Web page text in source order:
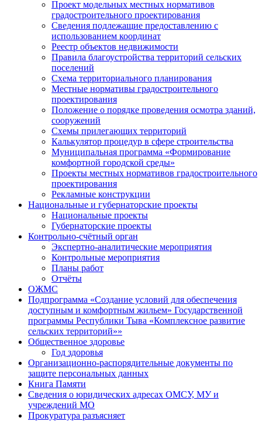
Проект модельных местных нормативов
градостроительного проектирования
Сведения подлежащие предоставлению с
использованием координат
Реестр объектов недвижимости
Правила благоустройства территорий сельских
поселений
Схема территориального планирования
Местные нормативы градостроительного
проектирования
Положение о порядке проведения осмотра зданий,
сооружений
Схемы прилегающих территорий
Калькулятор процедур в сфере строительства
Муниципальная программа «Формирование
комфортной городской среды»
Проекты местных нормативов градостроительного
проектирования
Рекламные конструкции
Национальные и губернаторские проекты
Национальные проекты
Губернаторские проекты
Контрольно-счётный орган
Экспертно-аналитические мероприятия
Контрольные мероприятия
Планы работ
Отчёты
ОЖМС
Подпрограмма «Создание условий для обеспечения
доступным и комфортным жильем» Государственной
программы Республики Тыва «Комплексное развитие
сельских территорий»»
Общественное здоровье
Год здоровья
Организационно-распорядительные документы по
защите персональных данных
Книга Памяти
Сведения о юридических адресах ОМСУ, МУ и
учреждений МО
Прокуратура разъясняет